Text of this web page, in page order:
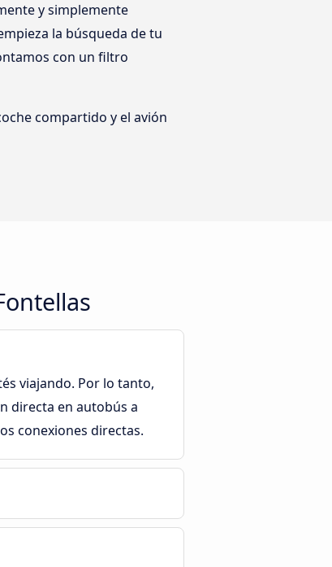
y simplemente
la búsqueda de tu
con un filtro
compartido y el avión
viajando. Por lo tanto,
directa en autobús a
conexiones directas.